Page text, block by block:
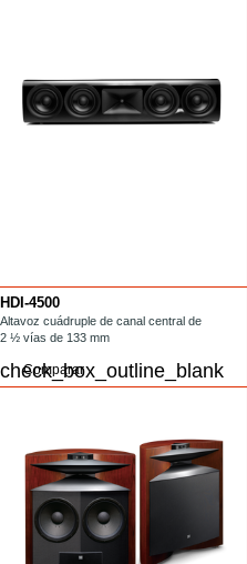
HDI-4500
/center-channel/HDI-4500.html
Altavoz cuádruple de canal central de
2 ½ vías de 133 mm
Comparar